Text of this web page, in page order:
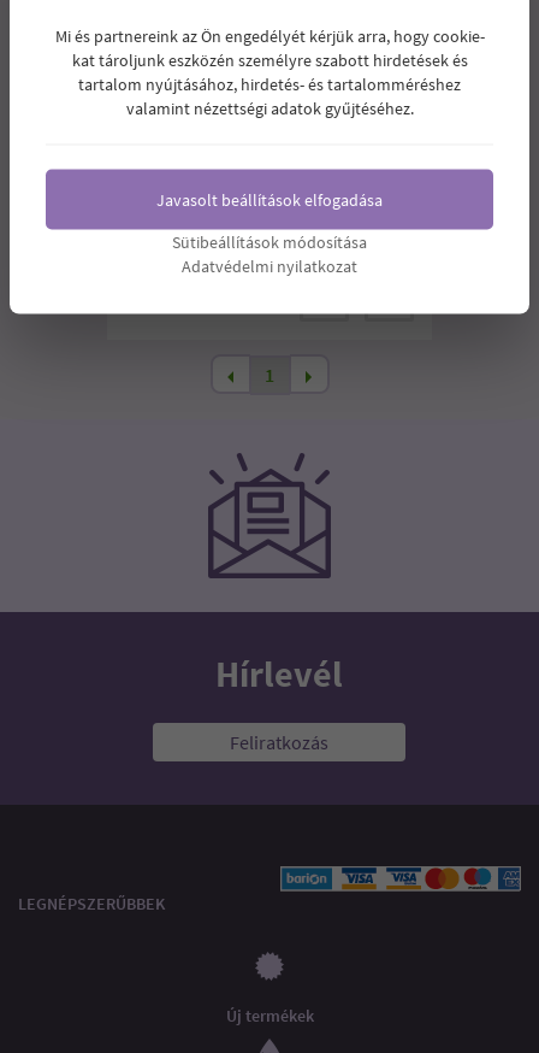
VEGABOND KÓKUSZTEJPOR 300G
nagy kókuszdióból nyerhető friss
tejnek. Javasolt turmixok, reggeli italok,
koktélok, gabonakásák, sütemények és
levesek felhasználásához.
2.490
1
Hírlevél
Feliratkozás
LEGNÉPSZERŰBBEK
Új termékek
Mi és partnereink az Ön engedélyét kérjük arra, hogy cookie-
kat tároljunk eszközén személyre szabott hirdetések és
tartalom nyújtásához, hirdetés- és tartalomméréshez
valamint nézettségi adatok gyűjtéséhez.
Javasolt beállítások elfogadása
Sütibeállítások módosítása
Adatvédelmi nyilatkozat